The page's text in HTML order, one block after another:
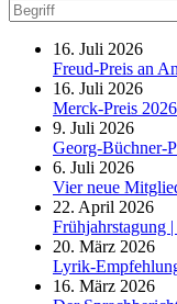
16. Juli 2026
Freud-Preis an
16. Juli 2026
Merck-Preis
9. Juli 2026
Georg-Büchner-
6. Juli 2026
Vier neue
22. April 2026
Frühjahrstagung
20. März 2026
Lyrik-
16. März 2026